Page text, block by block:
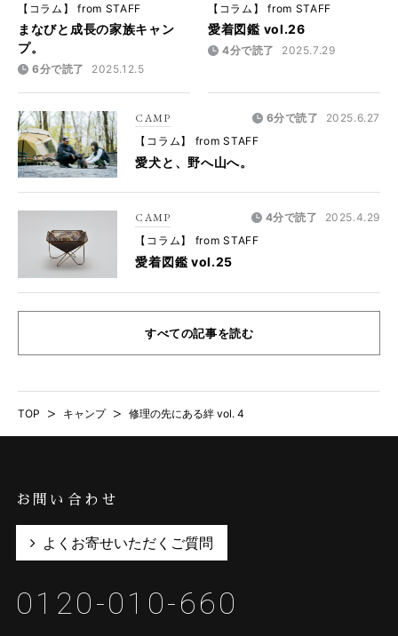
【コラム】 from STAFF
まなびと成長の家族キャン
プ。
6分で読了 2025.12.5
【コラム】 from STAFF
愛着図鑑 vol.26
4分で読了 2025.7.29
CAMP 6分で読了
2025.6.27
【コラム】 from STAFF
愛犬と、野へ山へ。
CAMP 4分で読了
2025.4.29
【コラム】 from STAFF
愛着図鑑 vol.25
すべての記事を読む
TOP > キャンプ > 修理の先にある絆 vol. 4
お問い合わせ
よくお寄せいただくご質問
0120-010-660